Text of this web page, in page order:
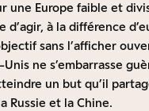
une Europe faible et
à la différence
sans l’afficher
ne s’embarrasse
un but qu’il
Russie et la Chine.